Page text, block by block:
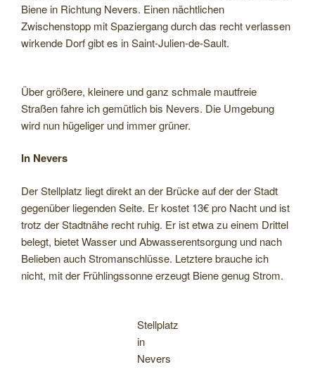
Biene in Richtung Nevers. Einen nächtlichen
Zwischenstopp mit Spaziergang durch das recht verlassen
wirkende Dorf gibt es in Saint-Julien-de-Sault.
Über größere, kleinere und ganz schmale mautfreie
Straßen fahre ich gemütlich bis Nevers. Die Umgebung
wird nun hügeliger und immer grüner.
In Nevers
Der Stellplatz liegt direkt an der Brücke auf der der Stadt
gegenüber liegenden Seite. Er kostet 13€ pro Nacht und ist
trotz der Stadtnähe recht ruhig. Er ist etwa zu einem Drittel
belegt, bietet Wasser und Abwasserentsorgung und nach
Belieben auch Stromanschlüsse. Letztere brauche ich
nicht, mit der Frühlingssonne erzeugt Biene genug Strom.
Stellplatz
in
Nevers